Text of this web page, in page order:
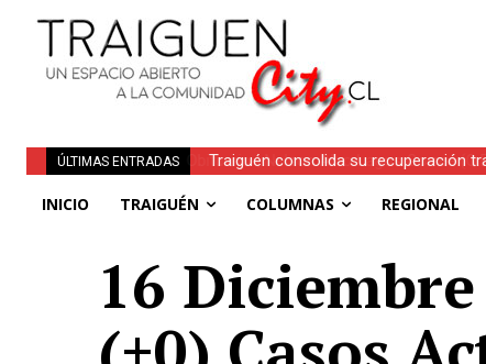
ÚLTIMAS ENTRADAS
Traiguén consolida su recuperación
INICIO TRAIGUÉN COLUMNAS REGIONAL
16